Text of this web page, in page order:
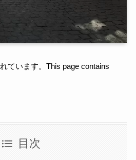
ています。This page contains
目次